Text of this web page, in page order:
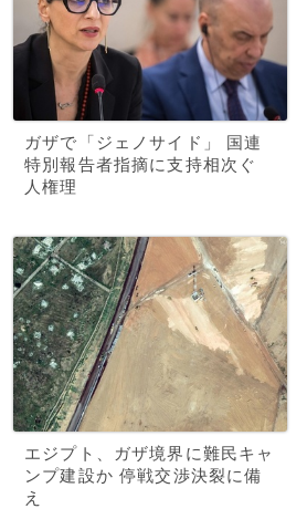
ガザで「ジェノサイド」 国連
特別報告者指摘に支持相次ぐ
人権理
エジプト、ガザ境界に難民キャ
ンプ建設か 停戦交渉決裂に備
え